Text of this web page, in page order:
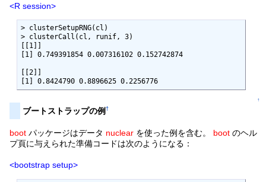
<R session>
> clusterSetupRNG(cl)
> clusterCall(cl, runif, 3)
[[1]]
[1] 0.749391854 0.007316102 0.152742874
[[2]]
[1] 0.8424790 0.8896625 0.2256776
↑
ブートストラップの例†
boot パッケージはデータ nuclear を使った例を含む。 boot のヘル
プ頁に与えられた準備コードは次のようになる：
<bootstrap setup>